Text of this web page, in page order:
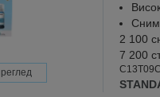
2 100
7 200